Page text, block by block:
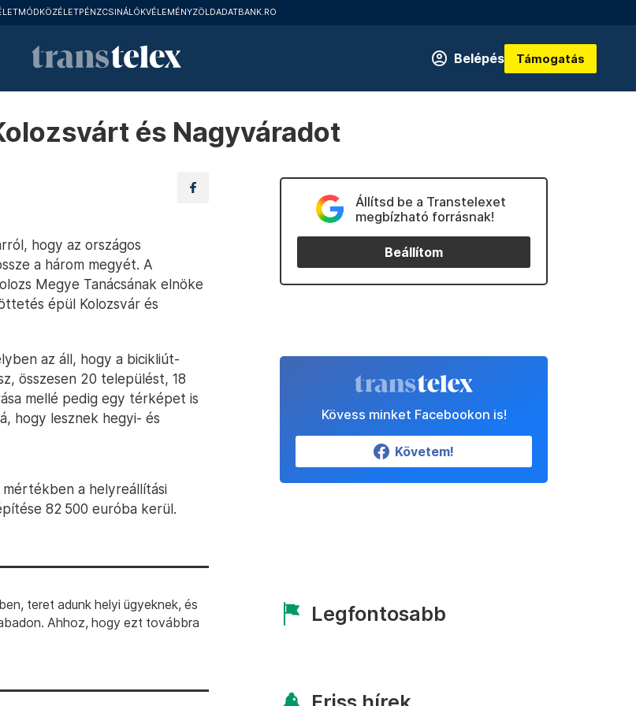
KÖZÉLETPÉNZCSINÁLÓKVÉLEMÉNYZÖLDADATBANK.RO
Belépés Támogatás
és Nagyváradot
hogy az országos
a három megyét. A
Megye Tanácsának elnöke
épül Kolozsvár és
az áll, hogy a bicikliút-
összesen 20 települést, 18
mellé pedig egy térképet is
hogy lesznek hegyi- és
a helyreállítási
82 500 euróba kerül.
teret adunk helyi ügyeknek, és
Ahhoz, hogy ezt továbbra
Állítsd be a Transtelexet
megbízható forrásnak!
Beállítom
Kövess minket Facebookon is!
Követem!
Legfontosabb